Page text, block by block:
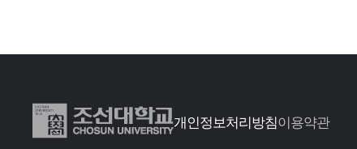
개인정보처리방침이용약관